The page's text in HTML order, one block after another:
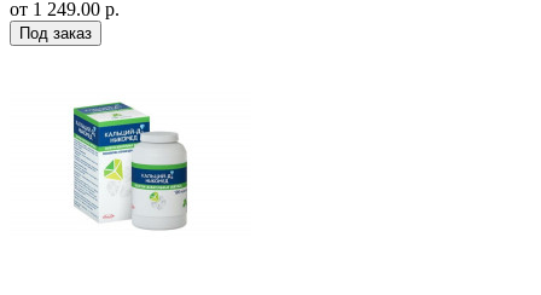
от 1 249.00 р.
Под заказ